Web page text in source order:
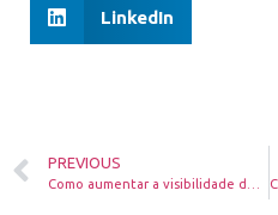
LinkedIn
PREVIOUS